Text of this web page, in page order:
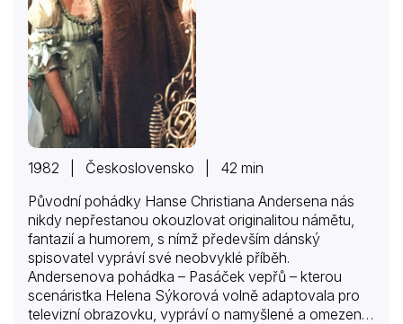
1982 | Československo | 42 min
Původní pohádky Hanse Christiana Andersena nás
nikdy nepřestanou okouzlovat originalitou námětu,
fantazií a humorem, s nímž především dánský
spisovatel vypráví své neobvyklé příběh.
Andersenova pohádka – Pasáček vepřů – kterou
scenáristka Helena Sýkorová volně adaptovala pro
televizní obrazovku, vypráví o namyšlené a omezené